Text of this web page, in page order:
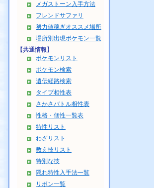
メガストーン入手方法
フレンドサファリ
努力値稼ぎオススメ場所
場所別出現ポケモン一覧
【共通情報】
ポケモンリスト
ポケモン検索
遺伝経路検索
タイプ相性表
さかさバトル相性表
性格・個性一覧表
特性リスト
わざリスト
教え技リスト
特別な技
隠れ特性入手法一覧
リボン一覧